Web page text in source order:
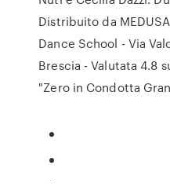
Distribuito da
Dance School - Via
Brescia - Valutata 4.8
"Zero in Condotta